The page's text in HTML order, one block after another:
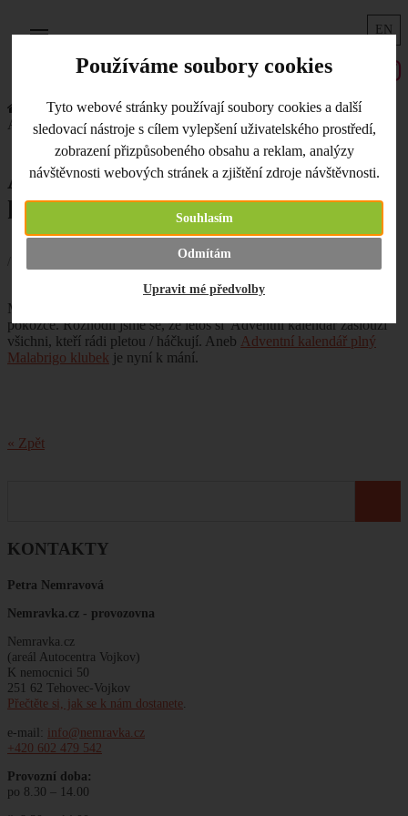
Používáme soubory cookies
Tyto webové stránky používají soubory cookies a další
sledovací nástroje s cílem vylepšení uživatelského prostředí,
zobrazení přizpůsobeného obsahu a reklam, analýzy
návštěvnosti webových stránek a zjištění zdroje návštěvnosti.
Souhlasím
Odmítám
Upravit mé předvolby
EN
KONTAKTY
Petra Nemravová
Nemravka.cz - provozovna
Nemravka.cz
(areál Autocentra Vojkov)
K nemocnici 50
251 62 Tehovec-Vojkov
Přečtěte si, jak se k nám dostanete.
e-mail: info@nemravka.cz
+420 602 479 542
Provozní doba:
po 8.30 – 14.00
Úvodní strana
Co je nového
Adventní kalendář - Malabrigo klubíčka
Adventní kalendář - Malabrigo
klubíčka
Která pletařka by nemilovala klubíčka
Malabrigo. Krásná, barevná, měkkoučká a zaručeně přívětivá k
pokožce. Rozhodli jsme se, že letos si Adventní kalendář zaslouží
všichni, kteří rádi pletou / háčkují. Aneb Adventní kalendář plný
Malabrigo klubek je nyní k mání.
« Zpět